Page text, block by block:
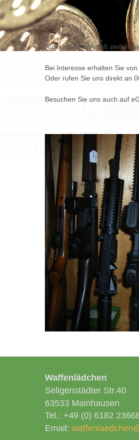
Sportwaffen
Jagdwaffen
Aus aktuellem Anlaß stellen
Bei Interesse erhalten Sie
Oder rufen Sie uns direkt an
Besuchen Sie uns auch auf
Waffenlädchen
Seligenstädter Str.40
63533 Mainhausen
Tel.: +49 (0) 6182
Email: